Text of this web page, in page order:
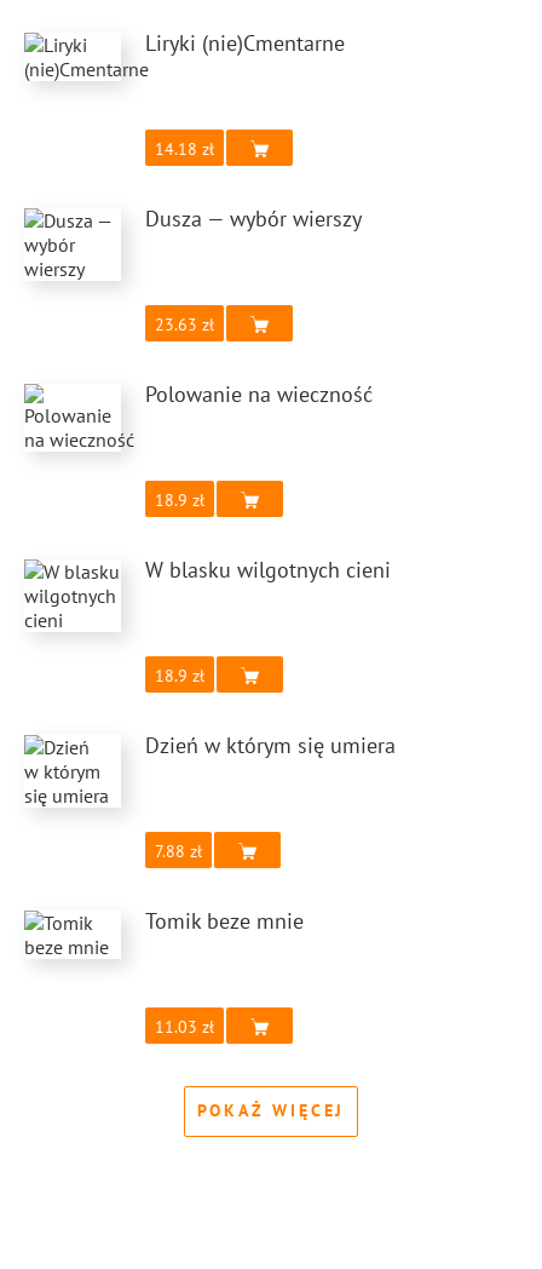
Liryki (nie)Cmentarne
14.18
Dusza — wybór wierszy
23.63
Polowanie na wieczność
18.9
W blasku wilgotnych cieni
18.9
Dzień w którym się umiera
7.88
Tomik beze mnie
11.03
POKAŻ WIĘCEJ